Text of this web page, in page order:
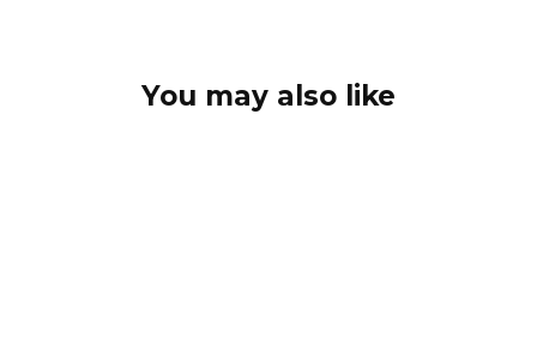
You may also like